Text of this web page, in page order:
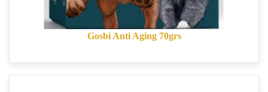
Gosbi Anti Aging 70grs